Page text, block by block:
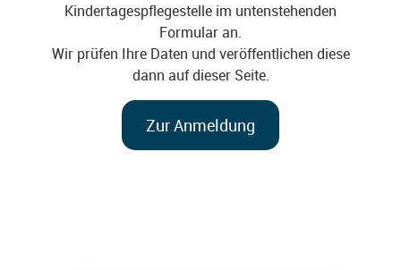
Kindertagespflegestelle im untenstehenden
Formular an.
Wir prüfen Ihre Daten und veröffentlichen diese
dann auf dieser Seite.
Zur Anmeldung